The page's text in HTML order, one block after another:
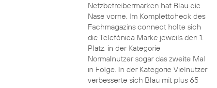
Netzbetreibermarken hat Blau die
Nase vorne. Im Komplettcheck des
Fachmagazins connect holte sich
die Telefónica Marke jeweils den 1.
Platz, in der Kategorie
Normalnutzer sogar das zweite Mal
in Folge. In der Kategorie Vielnutzer
verbesserte sich Blau mit plus 65